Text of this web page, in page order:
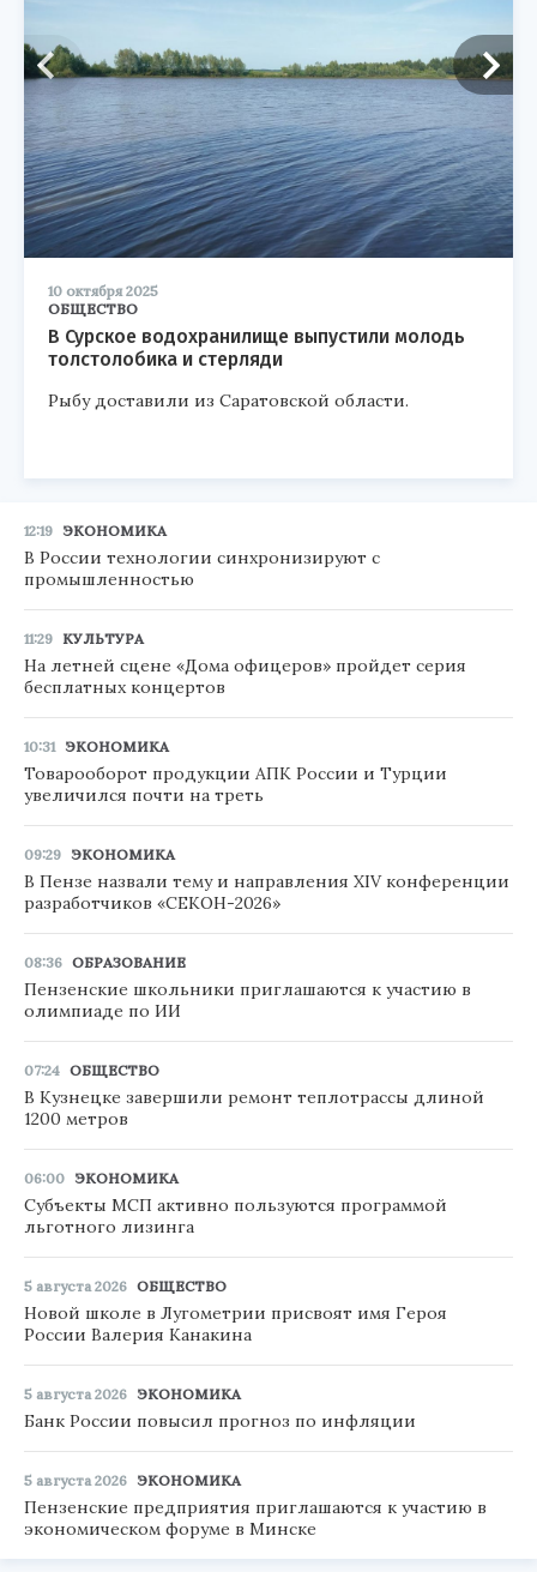
10 октября 2025
ОБЩЕСТВО
В Сурское водохранилище выпустили молодь
толстолобика и стерляди
Рыбу доставили из Саратовской области.
12:19 ЭКОНОМИКА
В России технологии синхронизируют с
промышленностью
11:29 КУЛЬТУРА
На летней сцене «Дома офицеров» пройдет серия
бесплатных концертов
10:31 ЭКОНОМИКА
Товарооборот продукции АПК России и Турции
увеличился почти на треть
09:29 ЭКОНОМИКА
В Пензе назвали тему и направления XIV конференции
разработчиков «СЕКОН-2026»
08:36 ОБРАЗОВАНИЕ
Пензенские школьники приглашаются к участию в
олимпиаде по ИИ
07:24 ОБЩЕСТВО
В Кузнецке завершили ремонт теплотрассы длиной
1200 метров
06:00 ЭКОНОМИКА
Субъекты МСП активно пользуются программой
льготного лизинга
5 августа 2026 ОБЩЕСТВО
Новой школе в Лугометрии присвоят имя Героя
России Валерия Канакина
5 августа 2026 ЭКОНОМИКА
Банк России повысил прогноз по инфляции
5 августа 2026 ЭКОНОМИКА
Пензенские предприятия приглашаются к участию в
экономическом форуме в Минске